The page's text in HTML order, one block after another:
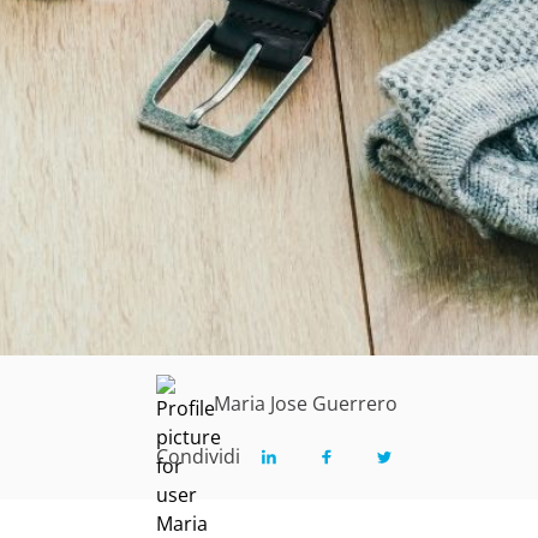
Maria Jose Guerrero
Condividi